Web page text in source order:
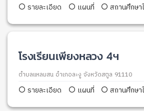
รายละเอียด แผนที่ สถานศึกษา
โรงเรียนเพียงหลวง 4ฯ
ตำบลแหลมสน อำเภอละงู จังหวัดสตูล 91110
รายละเอียด แผนที่ สถานศึกษา